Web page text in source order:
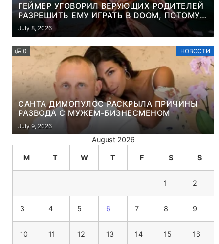
ГЕЙМЕР УГОВОРИЛ ВЕРУЮЩИХ РОДИТЕЛЕЙ
РАЗРЕШИТЬ ЕМУ ИГРАТЬ В DOOM, ПОТОМУ
ЧТО ЭТО ХРИСТИАНСКАЯ ИГРА ПРО
УБИЙСТВО ДЕМОНОВ
July 8, 2026
0 НОВОСТИ
САНТА ДИМОПУЛОС РАСКРЫЛА ПРИЧИНЫ
РАЗВОДА С МУЖЕМ-БИЗНЕСМЕНОМ
July 9, 2026
August 2026
M T W T F S S
1 2
3 4 5 6 7 8 9
10 11 12 13 14 15 16